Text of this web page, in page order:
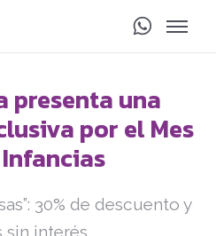
presenta una
por el Mes
30% de descuento y
sin interés